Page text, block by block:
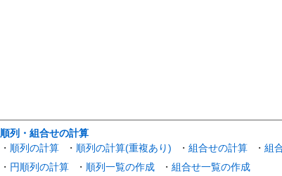
順列・組合せの計算
・ 順列の計算 ・ 順列の計算(重複あり) ・ 組合せの計算 ・ 組
・ 円順列の計算 ・ 順列一覧の作成 ・ 組合せ一覧の作成